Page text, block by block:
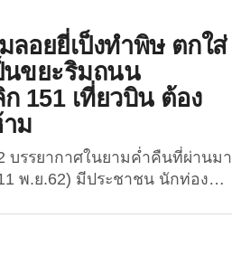
ธี ก่อนแห่ไปตามถนนเชื่อม
อเจ้าบ่าว พร้อมแคปชั่นว่า
กะต้องลงทุนและหวาา” ...
อยยี่เป็งทำพิษ ตกใส่
นขยะริมถนน
ก 151 เที่ยวบิน ต้อง
ม
บรรยากาศในยามค่ำคืนที่ผ่านมา
พ.ย.62) มีประชาชน นักท่อง
ลดใจให้ประชาชนเป็นจำนวน